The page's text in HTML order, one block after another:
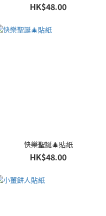
HK$48.00
快樂聖誕🎄貼紙
HK$48.00